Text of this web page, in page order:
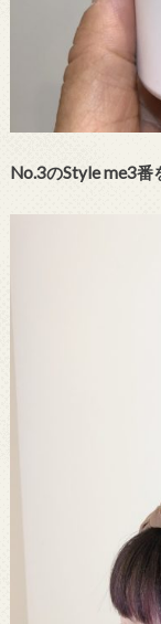
No.3のStyle me3番